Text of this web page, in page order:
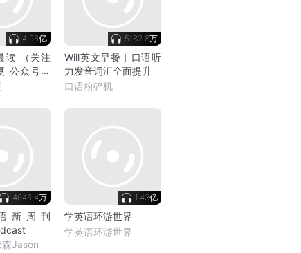
4.96亿
读 （关注
公众号同
5182.8万
Will英文早餐︳口语听
力发音词汇全面提升
口语粉碎机
4046.4万
新周刊
森Jason
1.43亿
学英语环游世界
学英语环游世界